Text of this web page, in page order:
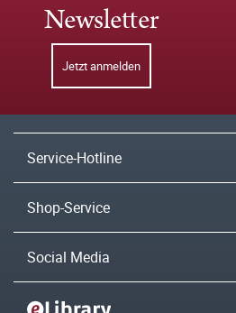
Newsletter
Jetzt anmelden
Service-Hotline
Shop-Service
Social Media